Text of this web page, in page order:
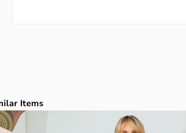
überspringen
Items